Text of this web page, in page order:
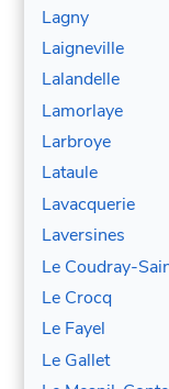
Lagny
Laigneville
Lalandelle
Lamorlaye
Larbroye
Lataule
Lavacquerie
Laversines
Le Coudray-
Le Crocq
Le Fayel
Le Gallet